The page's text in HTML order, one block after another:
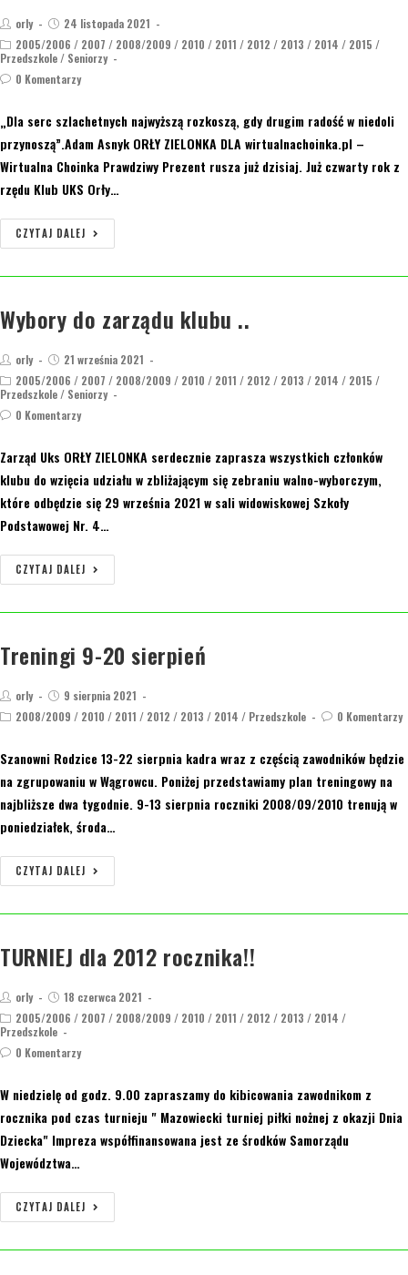
orly
24 listopada 2021
2005/2006 / 2007 / 2008/2009 / 2010 / 2011 / 2012 / 2013 / 2014 / 2015 /
Przedszkole / Seniorzy
0 Komentarzy
„Dla serc szlachetnych najwyższą rozkoszą, gdy drugim radość w niedoli
przynoszą”.Adam Asnyk ORŁY ZIELONKA DLA wirtualnachoinka.pl –
Wirtualna Choinka Prawdziwy Prezent rusza już dzisiaj. Już czwarty rok z
rzędu Klub UKS Orły…
CZYTAJ DALEJ
Wybory do zarządu klubu ..
orly
21 września 2021
2005/2006 / 2007 / 2008/2009 / 2010 / 2011 / 2012 / 2013 / 2014 / 2015 /
Przedszkole / Seniorzy
0 Komentarzy
Zarząd Uks ORŁY ZIELONKA serdecznie zaprasza wszystkich członków
klubu do wzięcia udziału w zbliżającym się zebraniu walno-wyborczym,
które odbędzie się 29 września 2021 w sali widowiskowej Szkoły
Podstawowej Nr. 4…
CZYTAJ DALEJ
Treningi 9-20 sierpień
orly
9 sierpnia 2021
2008/2009 / 2010 / 2011 / 2012 / 2013 / 2014 / Przedszkole 0 Komentarzy
Szanowni Rodzice 13-22 sierpnia kadra wraz z częścią zawodników będzie
na zgrupowaniu w Wągrowcu. Poniżej przedstawiamy plan treningowy na
najbliższe dwa tygodnie. 9-13 sierpnia roczniki 2008/09/2010 trenują w
poniedziałek, środa…
CZYTAJ DALEJ
TURNIEJ dla 2012 rocznika!!
orly
18 czerwca 2021
2005/2006 / 2007 / 2008/2009 / 2010 / 2011 / 2012 / 2013 / 2014 /
Przedszkole
0 Komentarzy
W niedzielę od godz. 9.00 zapraszamy do kibicowania zawodnikom z
rocznika pod czas turnieju " Mazowiecki turniej piłki nożnej z okazji Dnia
Dziecka" Impreza współfinansowana jest ze środków Samorządu
Województwa…
CZYTAJ DALEJ